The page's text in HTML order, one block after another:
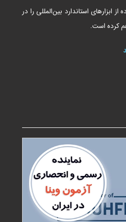
ابزارهای استاندارد بین‌المللی را در
کرده است.